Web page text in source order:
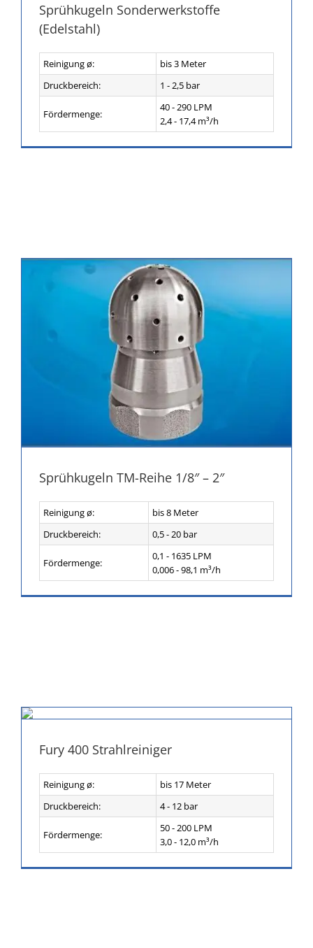
Sprühkugeln Sonderwerkstoffe
(Edelstahl)
Reinigung ø:
bis 3 Meter
Druckbereich:
1 - 2,5 bar
Fördermenge:
40 - 290 LPM
2,4 - 17,4 m³/h
Sprühkugeln TM-Reihe 1/8″ – 2″
Reinigung ø:
bis 8 Meter
Druckbereich:
0,5 - 20 bar
Fördermenge:
0,1 - 1635 LPM
0,006 - 98,1 m³/h
Fury 400 Strahlreiniger
Reinigung ø:
bis 17 Meter
Druckbereich:
4 - 12 bar
Fördermenge:
50 - 200 LPM
3,0 - 12,0 m³/h